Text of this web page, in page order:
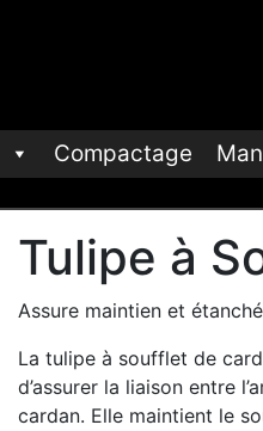
Compactage
Tulipe à
Assure maintien et
La tulipe à soufflet de
d’assurer la liaison entre
cardan. Elle maintient le